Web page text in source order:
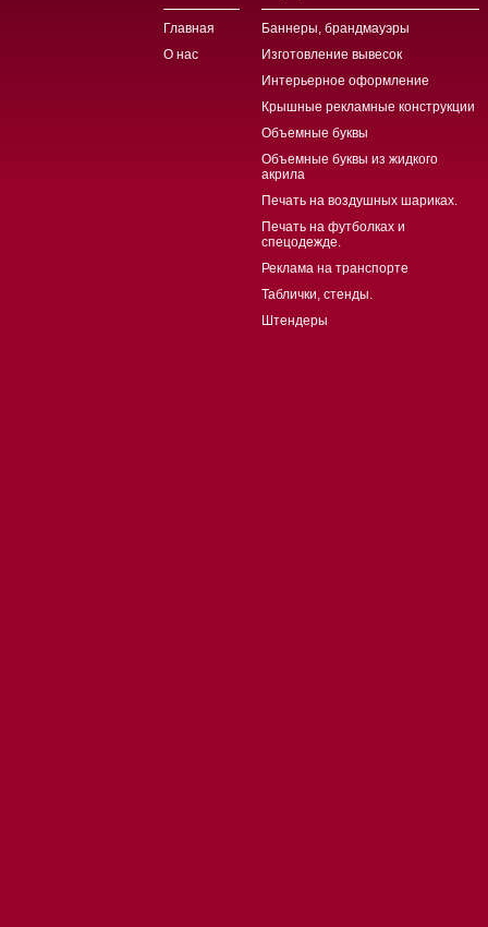
Главная
О нас
Баннеры, брандмауэры
Изготовление вывесок
Интерьерное оформление
Крышные рекламные конструкции
Объемные буквы
Объемные буквы из жидкого
акрила
Печать на воздушных шариках.
Печать на футболках и
спецодежде.
Реклама на транспорте
Таблички, стенды.
Штендеры